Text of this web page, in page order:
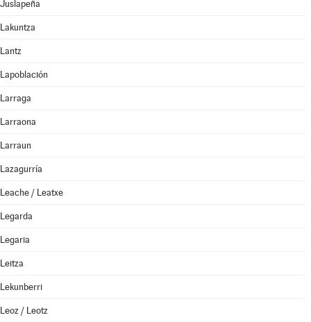
Juslapeña
Lakuntza
Lantz
Lapoblación
Larraga
Larraona
Larraun
Lazagurría
Leache / Leatxe
Legarda
Legaria
Leitza
Lekunberri
Leoz / Leotz